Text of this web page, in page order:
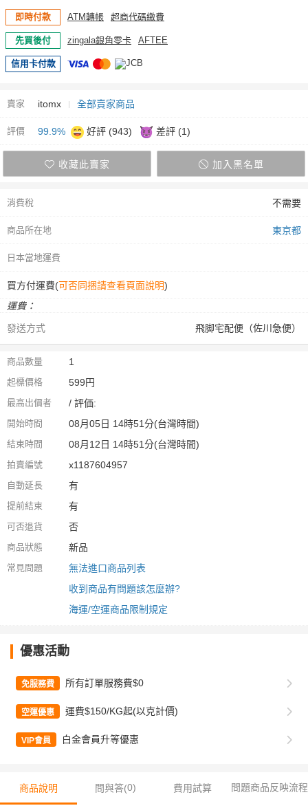
即時付款 ATM轉帳 超商代碼繳費
先買後付 zingala銀角零卡 AFTEE
信用卡付款
賣家 itomx 全部賣家商品
評價 99.9% 好評 (943) 差評 (1)
收藏此賣家 加入黑名單
消費稅 不需要
商品所在地 東京都
日本當地運費
買方付運費(可否同捆請查看頁面說明)
運費：
發送方式
飛脚宅配便（佐川急便）
商品數量 1
起標價格 599円
最高出價者 / 評価:
開始時間 08月05日 14時51分(台灣時間)
結束時間 08月12日 14時51分(台灣時間)
拍賣編號 x1187604957
自動延長 有
提前結束 有
可否退貨 否
商品狀態 新品
常見問題
無法進口商品列表
收到商品有問題該怎麼辦?
海運/空運商品限制規定
優惠活動
免服務費 所有訂單服務費$0
空運優惠 運費$150/KG起(以克計價)
VIP會員 白金會員升等優惠
商品說明 問與答(0) 費用試算 問題商品反映流程